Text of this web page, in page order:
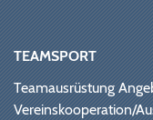
TEAMSPORT
Teamausrüstung
Vereinskooperation/